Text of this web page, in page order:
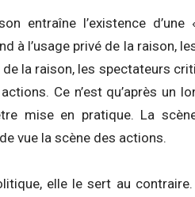
entraîne l’existence d’une
à l’usage privé de la raison,
de la raison, les spectateurs
Ce n’est qu’après un
mise en pratique. La
vue la scène des actions.
elle le sert au